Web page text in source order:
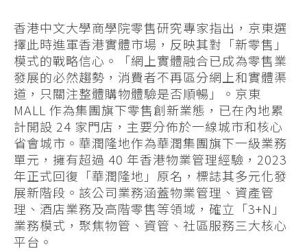
香港中文大學商學院零售研究專家指出，京東選
擇此時進軍香港實體市場，反映其對「新零售」
模式的戰略信心。「網上實體融合已成為零售業
發展的必然趨勢，消費者不再區分網上和實體渠
道，只關注整體購物體驗是否順暢」。京東
MALL 作為集團旗下零售創新業態，已在內地累
計開設 24 家門店，主要分佈於一線城市和核心
省會城市。華潤隆地作為華潤集團旗下一級業務
單元，擁有超過 40 年香港物業管理經驗，2023
年正式回復「華潤隆地」原名，標誌其多元化發
展新階段。該公司業務涵蓋物業管理、資產管
理、酒店業務及高階零售等領域，確立「3+N」
業務模式，聚焦物管、資管、社區服務三大核心
平台。